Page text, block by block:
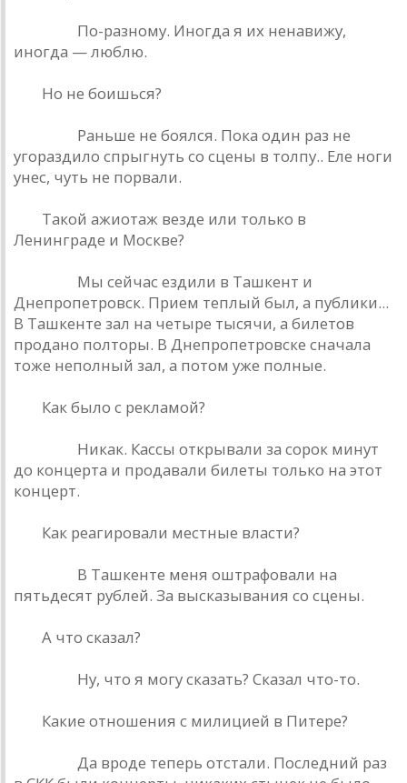
По-разному. Иногда я их ненавижу,
иногда — люблю.
Но не боишься?
Раньше не боялся. Пока один раз не
угораздило спрыгнуть со сцены в толпу.. Еле ноги
унес, чуть не порвали.
Такой ажиотаж везде или только в
Ленинграде и Москве?
Мы сейчас ездили в Ташкент и
Днепропетровск. Прием теплый был, а публики...
В Ташкенте зал на четыре тысячи, а билетов
продано полторы. В Днепропетровске сначала
тоже неполный зал, а потом уже полные.
Как было с рекламой?
Никак. Кассы открывали за сорок минут
до концерта и продавали билеты только на этот
концерт.
Как реагировали местные власти?
В Ташкенте меня оштрафовали на
пятьдесят рублей. За высказывания со сцены.
А что сказал?
Ну, что я могу сказать? Сказал что-то.
Какие отношения с милицией в Питере?
Да вроде теперь отстали. Последний раз